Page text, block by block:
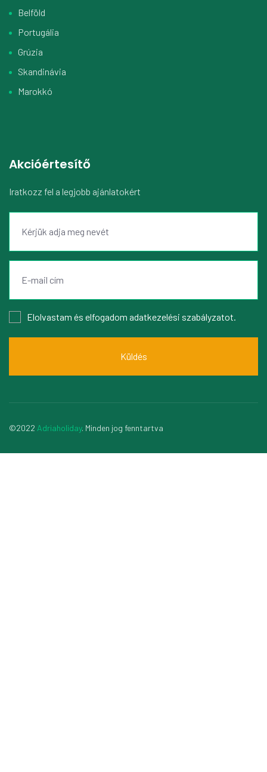
Belföld
Portugália
Grúzia
Skandinávia
Marokkó
Akcióértesítő
Iratkozz fel a legjobb ajánlatokért
Elolvastam és elfogadom adatkezelési szabályzatot.
Küldés
©2022 Adriaholiday. Minden jog fenntartva